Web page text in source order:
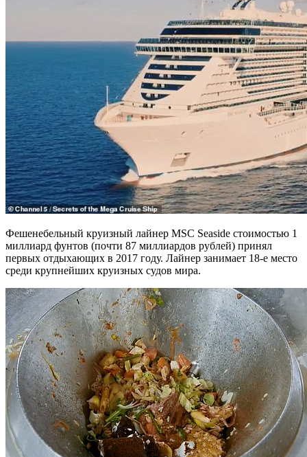
Фешенебельный круизный лайнер MSC Seaside стоимостью 1
миллиард фунтов (почти 87 миллиардов рублей) принял
первых отдыхающих в 2017 году. Лайнер занимает 18-е место
среди крупнейших круизных судов мира.